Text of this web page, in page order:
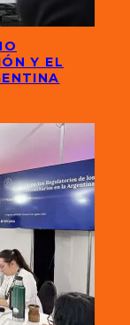
Y EL